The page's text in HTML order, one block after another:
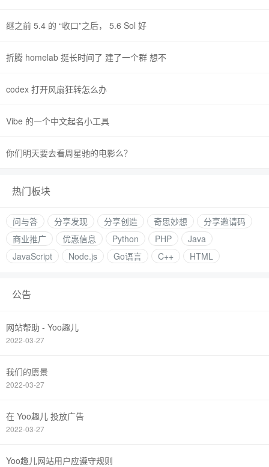
继之前 5.4 的 “收口”之后， 5.6 Sol 好
折腾 homelab 挺长时间了 建了一个群 想不
codex 打开风扇狂转怎么办
Vibe 的一个中文起名小工具
你们明天要去看周星驰的电影么？
热门板块
问与答 分享发现 分享创造 奇思妙想
分享邀请码
商业推广
优惠信息 Python PHP
Java
JavaScript
Node.js Go语言 C++ HTML
公告
网站帮助 - Yoo趣儿
2022-03-27
我们的愿景
2022-03-27
在 Yoo趣儿 投放广告
2022-03-27
Yoo趣儿网站用户应遵守规则